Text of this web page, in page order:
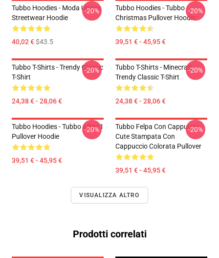
Tubbo Hoodies - Moda Unisex
Streetwear Hoodie
40,02 €$43.5
-20%
Tubbo Hoodies - Tubbo
Christmas Pullover Hoodie
39,51 € - 45,95 €
-20%
Tubbo T-Shirts - Trendy Classic
T-Shirt
24,38 € - 28,06 €
-20%
Tubbo T-Shirts - Minecraft
Trendy Classic T-Shirt
24,38 € - 28,06 €
-20%
Tubbo Hoodies - Tubbo &Bee 1
Pullover Hoodie
39,51 € - 45,95 €
-20%
Tubbo Felpa Con Cappuccio -
Cute Stampata Con
Cappuccio Colorata Pullover
39,51 € - 45,95 €
-20%
VISUALIZZA ALTRO
Prodotti correlati